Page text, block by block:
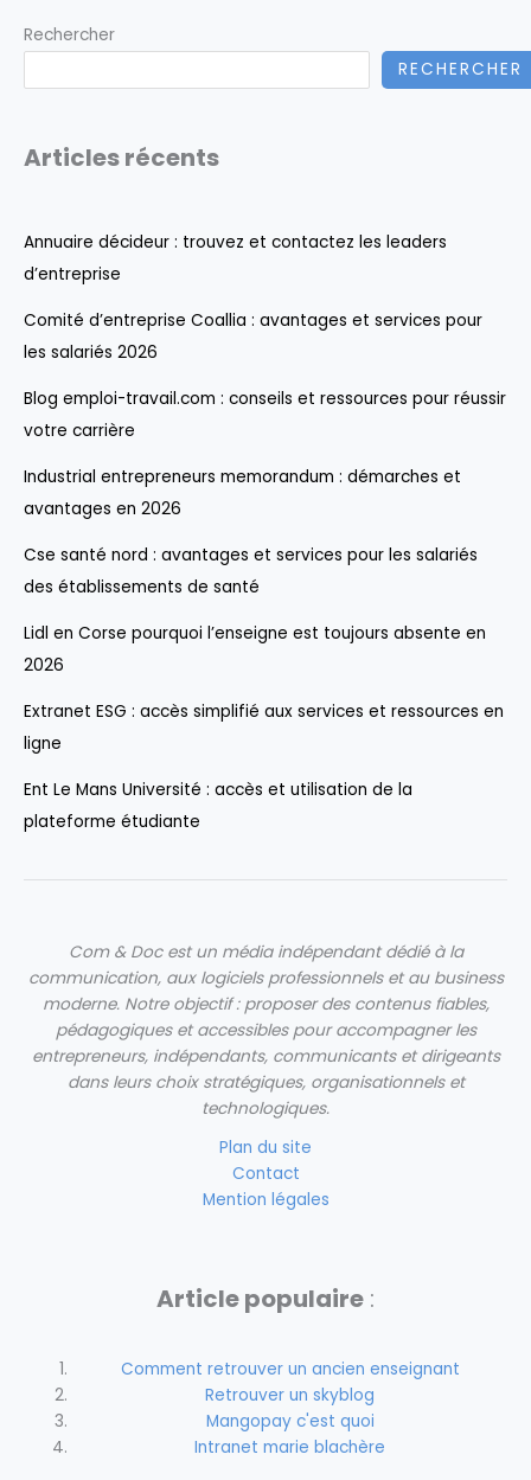
Rechercher
RECHERCHER
Articles récents
Annuaire décideur : trouvez et contactez les leaders
d’entreprise
Comité d’entreprise Coallia : avantages et services pour
les salariés 2026
Blog emploi-travail.com : conseils et ressources pour réussir
votre carrière
Industrial entrepreneurs memorandum : démarches et
avantages en 2026
Cse santé nord : avantages et services pour les salariés
des établissements de santé
Lidl en Corse pourquoi l’enseigne est toujours absente en
2026
Extranet ESG : accès simplifié aux services et ressources en
ligne
Ent Le Mans Université : accès et utilisation de la
plateforme étudiante
Com & Doc est un média indépendant dédié à la
communication, aux logiciels professionnels et au business
moderne. Notre objectif : proposer des contenus fiables,
pédagogiques et accessibles pour accompagner les
entrepreneurs, indépendants, communicants et dirigeants
dans leurs choix stratégiques, organisationnels et
technologiques.
Plan du site
Contact
Mention légales
Article populaire :
Comment retrouver un ancien enseignant
Retrouver un skyblog
Mangopay c'est quoi
Intranet marie blachère